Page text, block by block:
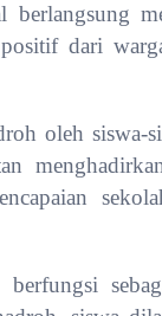
berlangsung
dari
oleh siswa-